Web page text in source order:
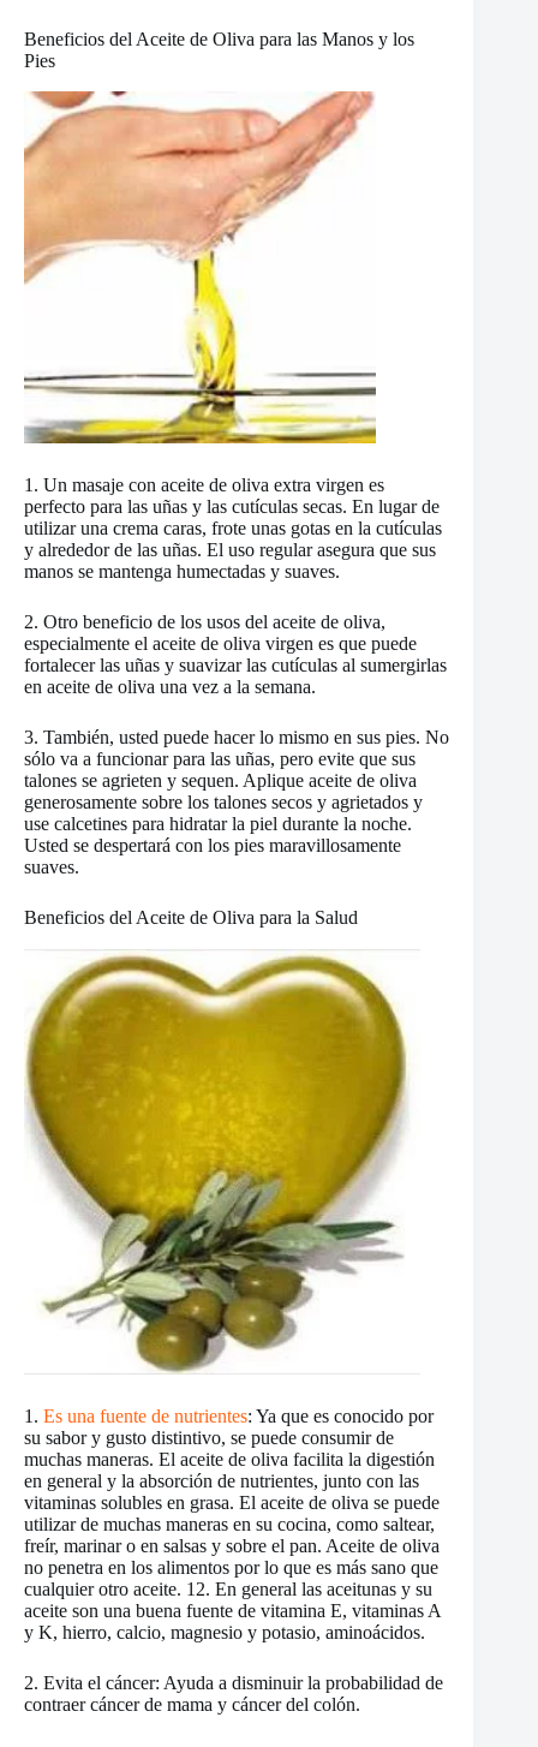
Beneficios del Aceite de Oliva para las Manos y los
Pies
1. Un masaje con aceite de oliva extra virgen es
perfecto para las uñas y las cutículas secas. En lugar de
utilizar una crema caras, frote unas gotas en la cutículas
y alrededor de las uñas. El uso regular asegura que sus
manos se mantenga humectadas y suaves.
2. Otro beneficio de los usos del aceite de oliva,
especialmente el aceite de oliva virgen es que puede
fortalecer las uñas y suavizar las cutículas al sumergirlas
en aceite de oliva una vez a la semana.
3. También, usted puede hacer lo mismo en sus pies. No
sólo va a funcionar para las uñas, pero evite que sus
talones se agrieten y sequen. Aplique aceite de oliva
generosamente sobre los talones secos y agrietados y
use calcetines para hidratar la piel durante la noche.
Usted se despertará con los pies maravillosamente
suaves.
Beneficios del Aceite de Oliva para la Salud
1. Es una fuente de nutrientes: Ya que es conocido por
su sabor y gusto distintivo, se puede consumir de
muchas maneras. El aceite de oliva facilita la digestión
en general y la absorción de nutrientes, junto con las
vitaminas solubles en grasa. El aceite de oliva se puede
utilizar de muchas maneras en su cocina, como saltear,
freír, marinar o en salsas y sobre el pan. Aceite de oliva
no penetra en los alimentos por lo que es más sano que
cualquier otro aceite. 12. En general las aceitunas y su
aceite son una buena fuente de vitamina E, vitaminas A
y K, hierro, calcio, magnesio y potasio, aminoácidos.
2. Evita el cáncer: Ayuda a disminuir la probabilidad de
contraer cáncer de mama y cáncer del colón.